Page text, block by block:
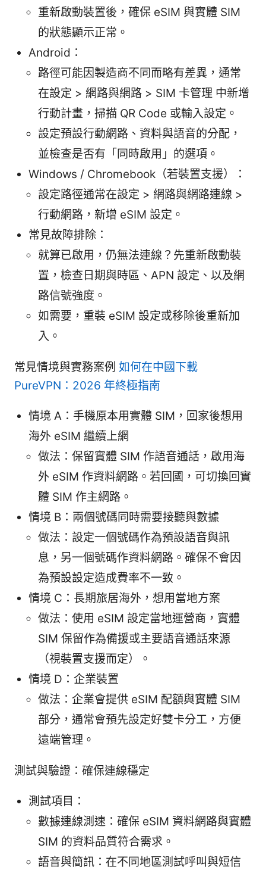
重新啟動裝置後，確保 eSIM 與實體 SIM
的狀態顯示正常。
Android：
路徑可能因製造商不同而略有差異，通常
在設定 > 網路與網路 > SIM 卡管理 中新增
行動計畫，掃描 QR Code 或輸入設定。
設定預設行動網路、資料與語音的分配，
並檢查是否有「同時啟用」的選項。
Windows / Chromebook（若裝置支援）：
設定路徑通常在設定 > 網路與網路連線 >
行動網路，新增 eSIM 設定。
常見故障排除：
就算已啟用，仍無法連線？先重新啟動裝
置，檢查日期與時區、APN 設定、以及網
路信號強度。
如需要，重裝 eSIM 設定或移除後重新加
入。
常見情境與實務案例 如何在中國下載
PureVPN：2026 年終極指南
情境 A：手機原本用實體 SIM，回家後想用
海外 eSIM 繼續上網
做法：保留實體 SIM 作語音通話，啟用海
外 eSIM 作資料網路。若回國，可切換回實
體 SIM 作主網路。
情境 B：兩個號碼同時需要接聽與數據
做法：設定一個號碼作為預設語音與訊
息，另一個號碼作資料網路。確保不會因
為預設設定造成費率不一致。
情境 C：長期旅居海外，想用當地方案
做法：使用 eSIM 設定當地運營商，實體
SIM 保留作為備援或主要語音通話來源
（視裝置支援而定）。
情境 D：企業裝置
做法：企業會提供 eSIM 配額與實體 SIM
部分，通常會預先設定好雙卡分工，方便
遠端管理。
測試與驗證：確保連線穩定
測試項目：
數據連線測速：確保 eSIM 資料網路與實體
SIM 的資料品質符合需求。
語音與簡訊：在不同地區測試呼叫與短信